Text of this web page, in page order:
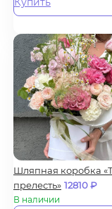
Шляпная коробка
прелесть» 12810₽
В наличии